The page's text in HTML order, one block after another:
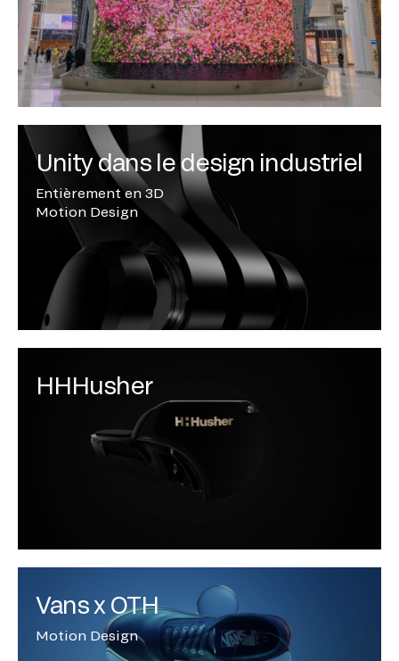
Unity dans le design industriel
Entièrement en 3D
Motion Design
HHHusher
Vans x OTH
Motion Design